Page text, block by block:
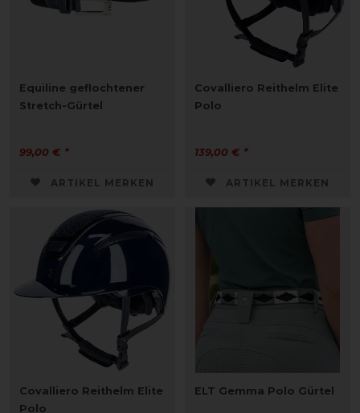
Equiline geflochtener
Stretch-Gürtel
99,00 € *
ARTIKEL MERKEN
Covalliero Reithelm Elite
Polo
139,00 € *
ARTIKEL MERKEN
Covalliero Reithelm Elite
Polo
ELT Gemma Polo Gürtel